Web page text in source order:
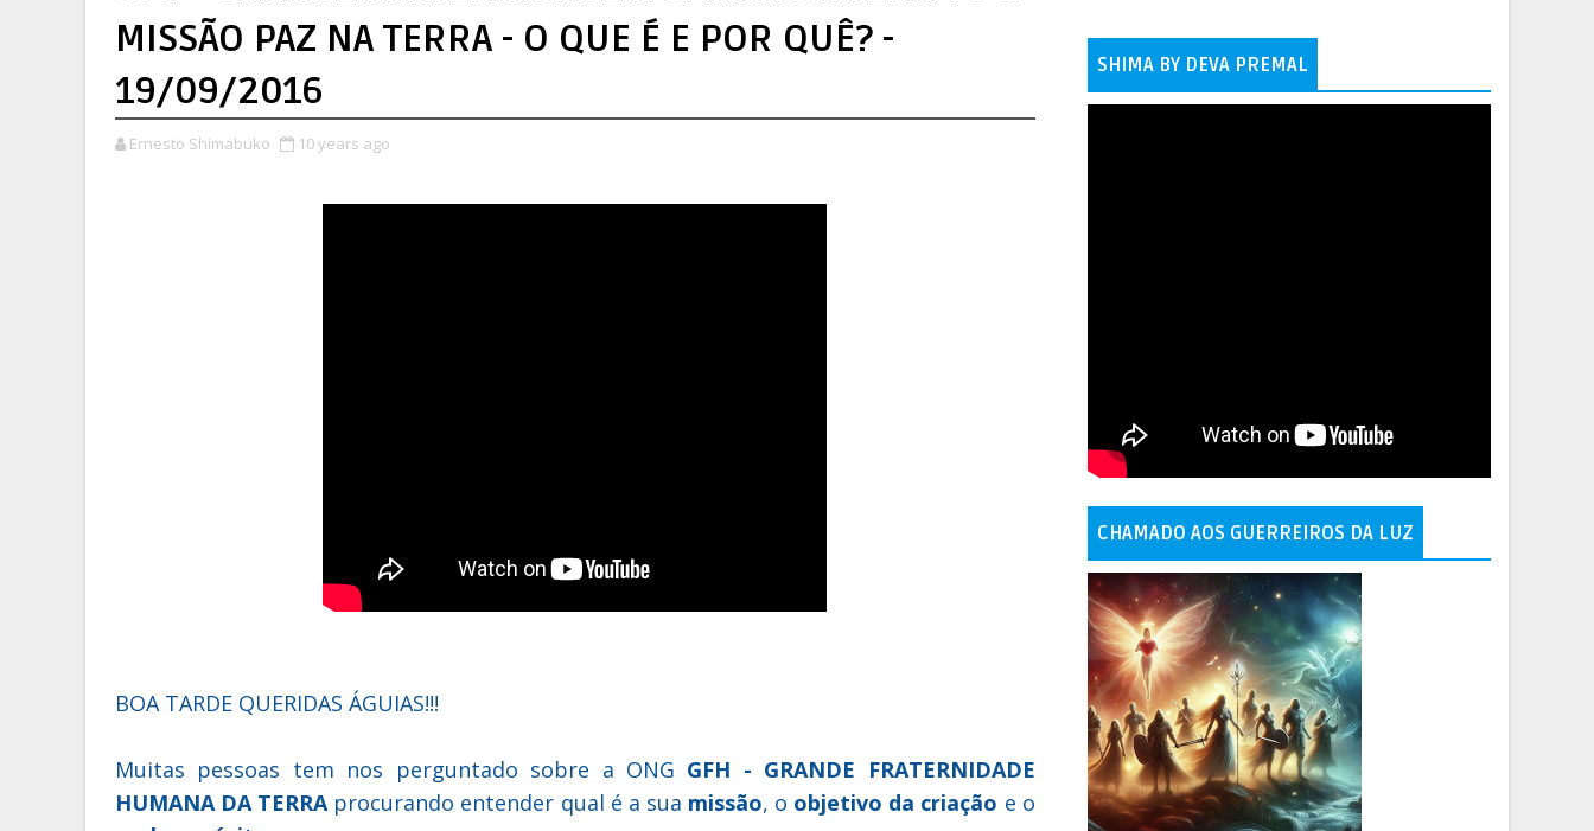
MISSÃO PAZ NA TERRA - O QUE É E POR QUÊ? -
19/09/2016
Ernesto Shimabuko 10 years ago
BOA TARDE QUERIDAS ÁGUIAS!!!
Muitas pessoas tem nos perguntado sobre a ONG GFH - GRANDE FRATERNIDADE
HUMANA DA TERRAprocurando entender qual é a sua missão, o objetivo da criação e o
SHIMA BY DEVA PREMAL
CHAMADO AOS GUERREIROS DA LUZ